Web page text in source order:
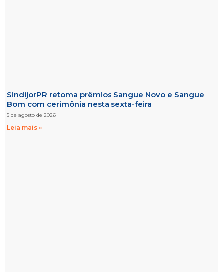
SindijorPR retoma prêmios Sangue Novo e Sangue
Bom com cerimônia nesta sexta-feira
5 de agosto de 2026
Leia mais »